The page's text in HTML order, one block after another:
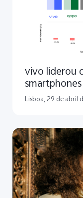
vivo liderou
trimestre de
Counterpoint
Lisboa, 29 de abril